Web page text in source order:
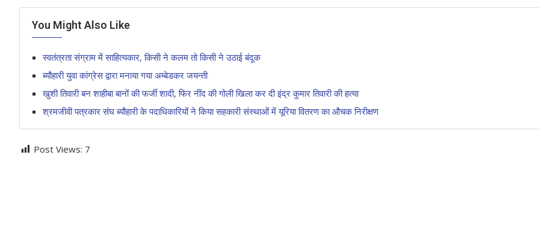
You Might Also Like
स्वतंत्रता संग्राम में साहित्यकार, किसी ने कलम तो किसी ने उठाई बंदूक
ब्यौहारी युवा कांग्रेस द्वारा मनाया गया अम्बेडकर जयन्ती
खुशी तिवारी बन शाहीबा बानों की फर्जी शादी, फिर नींद की गोली खिला कर दी इंद्र कुमार तिवारी की हत्या
श्रमजीवी पत्रकार संघ ब्यौहारी के पदाधिकारियों ने किया सहकारी संस्थाओं में यूरिया वितरण का औचक निरीक्षण
Post Views: 7